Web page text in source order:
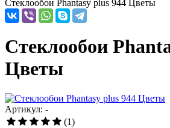
Стеклообои Phantasy plus 944 Цветы
Стеклообои
Цветы
Артикул: -
(1)